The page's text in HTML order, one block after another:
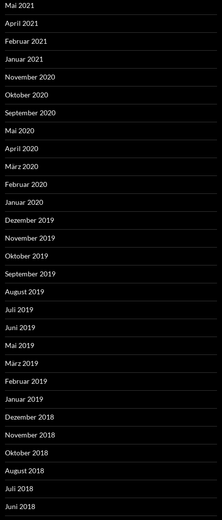
Mai 2021
April 2021
Februar 2021
Januar 2021
November 2020
Oktober 2020
September 2020
Mai 2020
April 2020
März 2020
Februar 2020
Januar 2020
Dezember 2019
November 2019
Oktober 2019
September 2019
August 2019
Juli 2019
Juni 2019
Mai 2019
März 2019
Februar 2019
Januar 2019
Dezember 2018
November 2018
Oktober 2018
August 2018
Juli 2018
Juni 2018